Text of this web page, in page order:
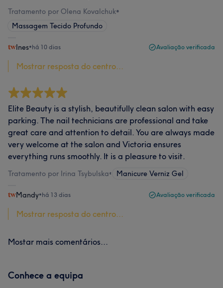
Tratamento por Olena Kovalchuk•
Massagem Tecido Profundo
Ines•há 10 dias Avaliação verificada
Mostrar resposta do centro...
Elite Beauty is a stylish, beautifully clean salon with easy
parking. The nail technicians are professional and take
great care and attention to detail. You are always made
very welcome at the salon and Victoria ensures
everything runs smoothly. It is a pleasure to visit.
Tratamento por Irina Tsybulska• Manicure Verniz Gel
Mandy•há 13 dias Avaliação verificada
Mostrar resposta do centro...
Mostar mais comentários...
Conhece a equipa